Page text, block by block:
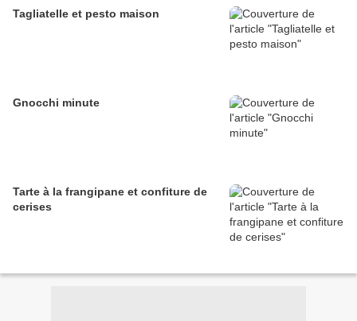
Tagliatelle et pesto maison
Gnocchi minute
Tarte à la frangipane et confiture de
cerises